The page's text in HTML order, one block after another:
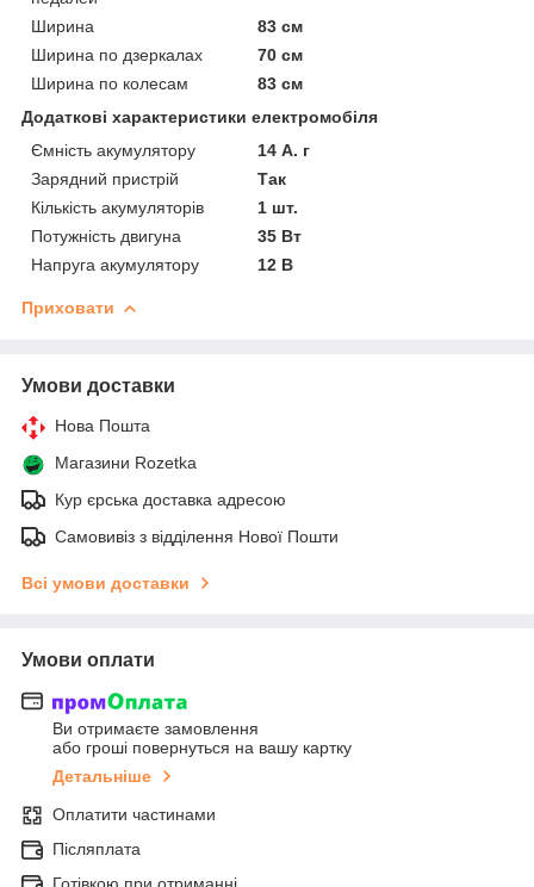
Ширина
83 см
Ширина по дзеркалах
70 см
Ширина по колесам
83 см
Додаткові характеристики електромобіля
Ємність акумулятору
14 А. г
Зарядний пристрій
Так
Кількість акумуляторів
1 шт.
Потужність двигуна
35 Вт
Напруга акумулятору
12 В
Приховати
Умови доставки
Нова Пошта
Магазини Rozetka
Кур єрська доставка адресою
Самовивіз з відділення Нової Пошти
Всі умови доставки
Умови оплати
Ви отримаєте замовлення
або гроші повернуться на вашу картку
Детальніше
Оплатити частинами
Післяплата